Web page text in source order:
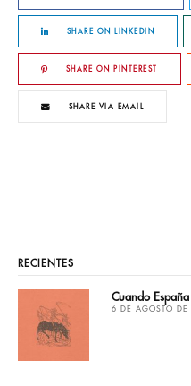
SHARE ON LINKEDIN
SHARE ON PINTEREST
SHARE VIA EMAIL
RECIENTES
Cuando
6 DE AGOSTO DE